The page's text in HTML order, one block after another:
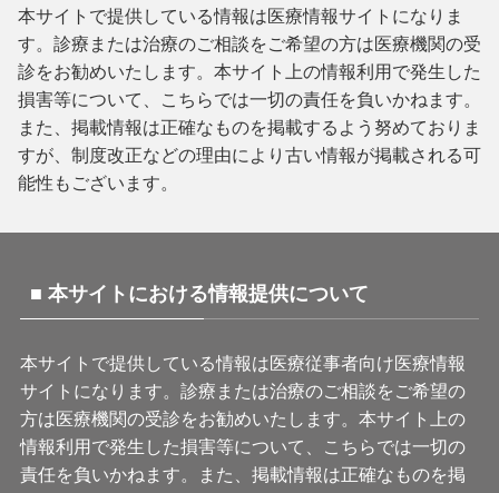
本サイトで提供している情報は医療情報サイトになりま
す。診療または治療のご相談をご希望の方は医療機関の受
診をお勧めいたします。本サイト上の情報利用で発生した
損害等について、こちらでは一切の責任を負いかねます。
また、掲載情報は正確なものを掲載するよう努めておりま
すが、制度改正などの理由により古い情報が掲載される可
能性もございます。
■ 本サイトにおける情報提供について
本サイトで提供している情報は医療従事者向け医療情報
サイトになります。診療または治療のご相談をご希望の
方は医療機関の受診をお勧めいたします。本サイト上の
情報利用で発生した損害等について、こちらでは一切の
責任を負いかねます。また、掲載情報は正確なものを掲